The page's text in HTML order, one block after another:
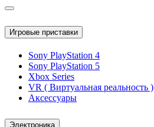
Игровые приставки
Sony PlayStation 4
Sony PlayStation 5
Xbox Series
VR ( Виртуальная реальность )
Аксессуары
Электроника